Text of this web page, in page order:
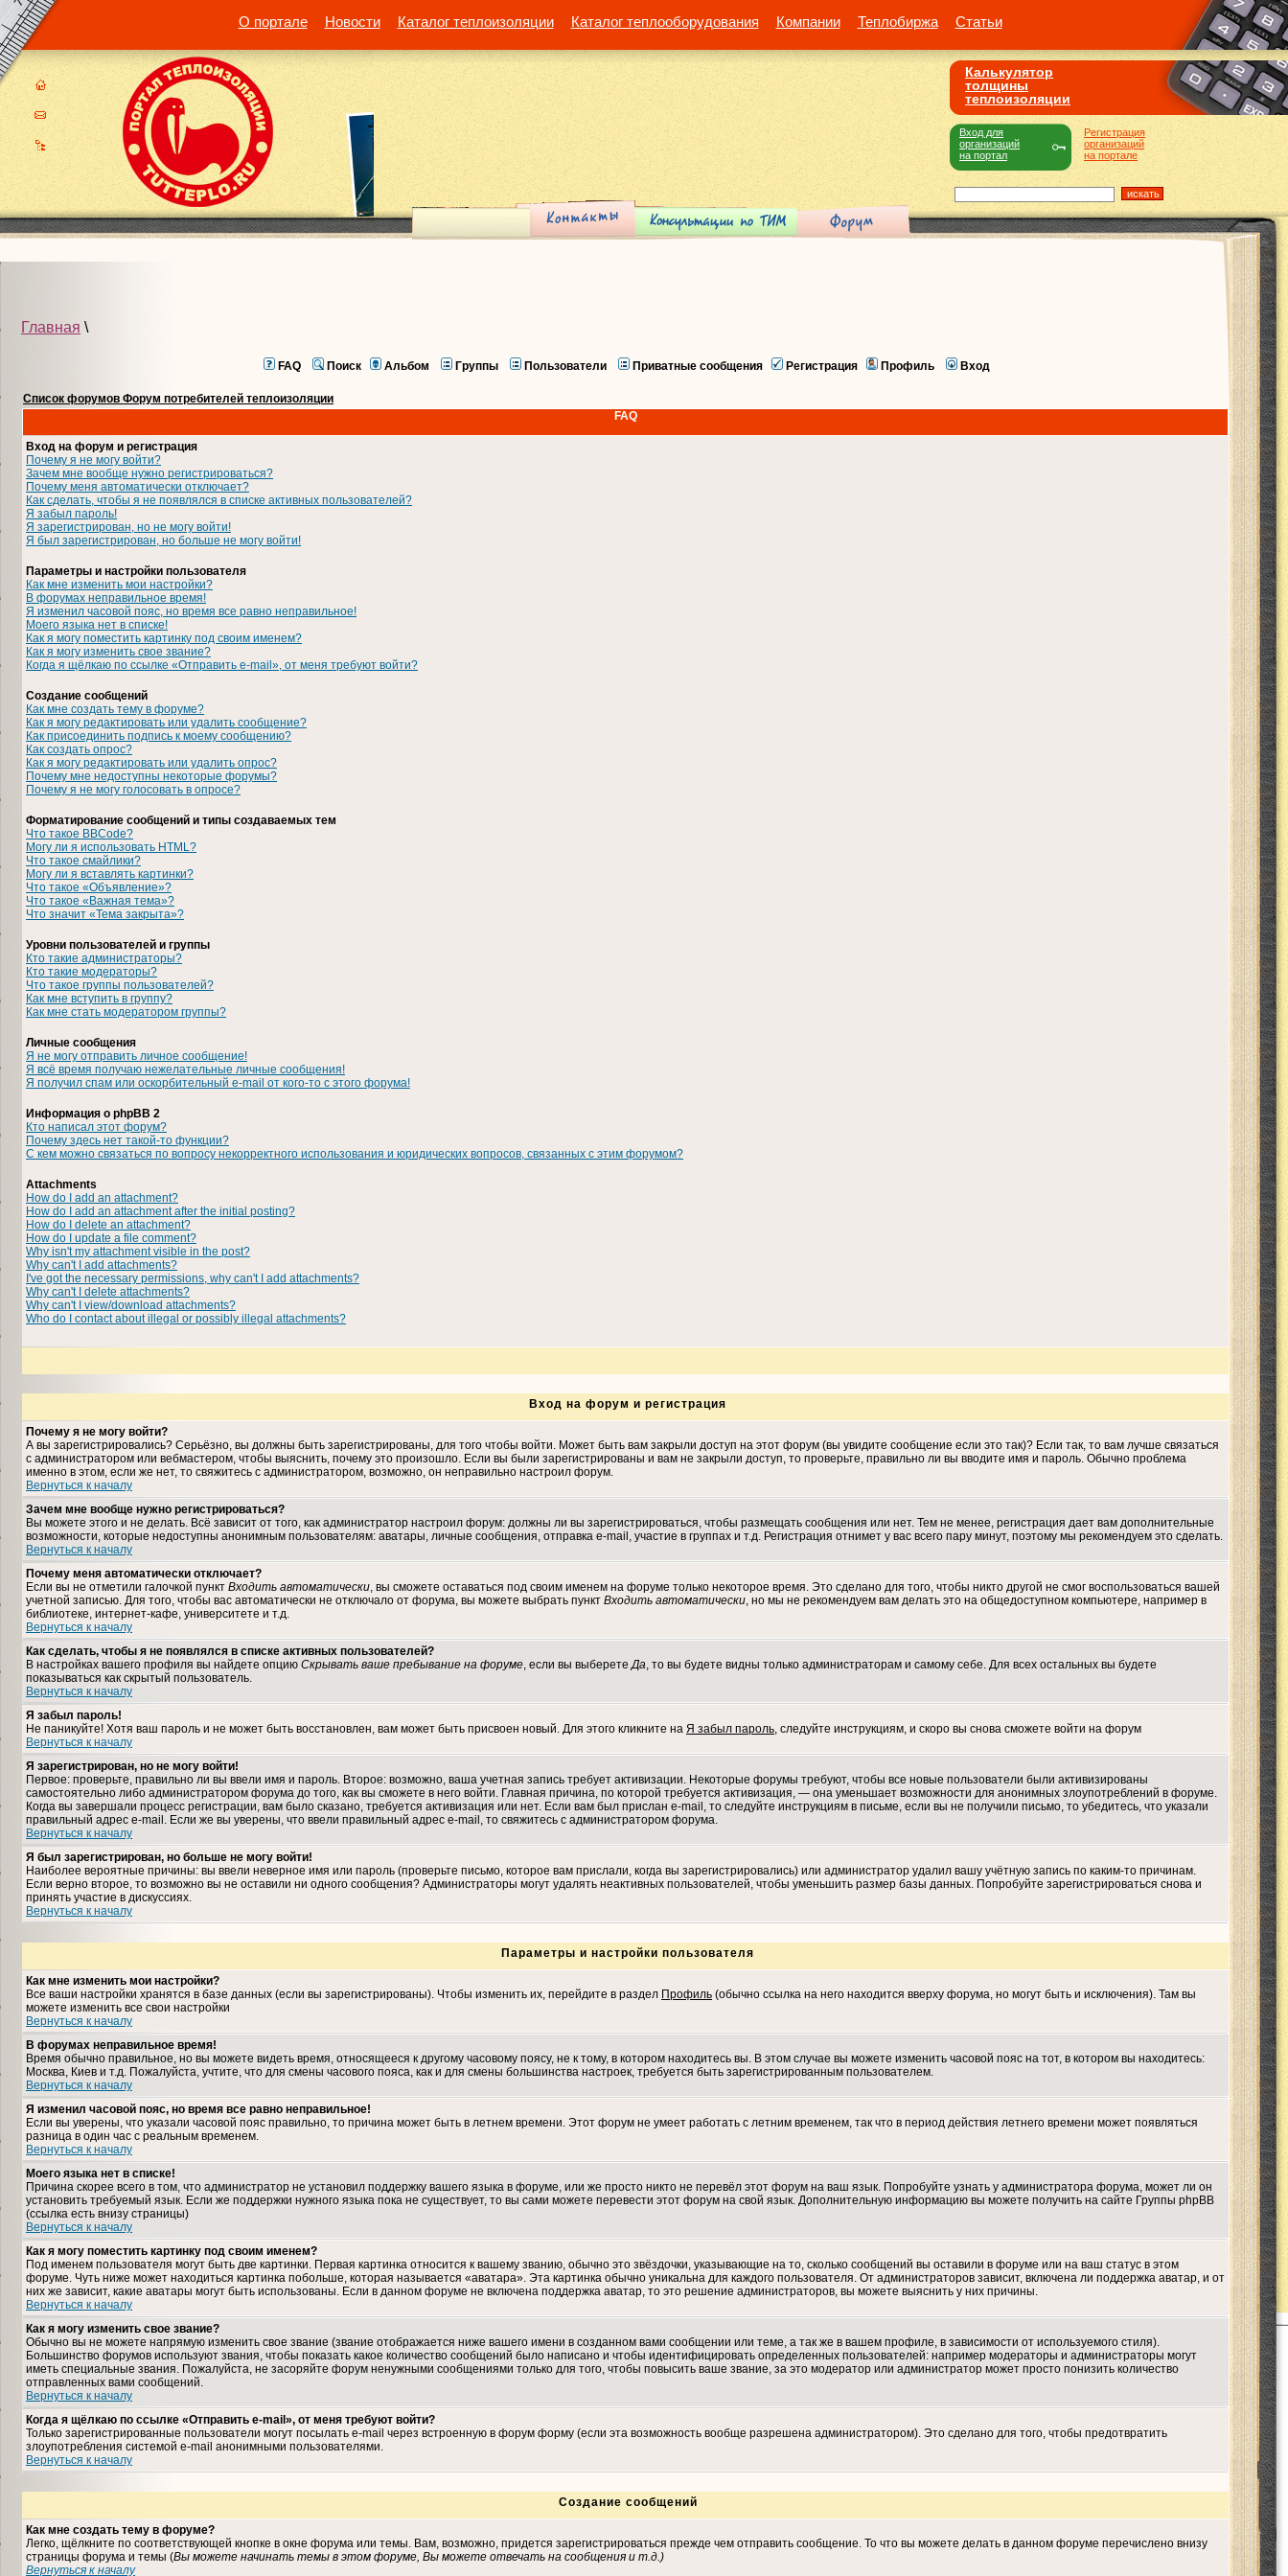
О портале Новости Каталог теплоизоляции Каталог теплооборудования Компании Теплобиржа Статьи
Калькулятор
толщины
теплоизоляции
Регистрация
организаций
на портале
Вход для
организаций
на портал
Главная \
FAQ Поиск Альбом Группы Пользователи Приватные сообщения Регистрация Профиль Вход
Список форумов Форум потребителей теплоизоляции
FAQ
Вход на форум и регистрация
Почему я не могу войти?
Зачем мне вообще нужно регистрироваться?
Почему меня автоматически отключает?
Как сделать, чтобы я не появлялся в списке активных пользователей?
Я забыл пароль!
Я зарегистрирован, но не могу войти!
Я был зарегистрирован, но больше не могу войти!
Параметры и настройки пользователя
Как мне изменить мои настройки?
В форумах неправильное время!
Я изменил часовой пояс, но время все равно неправильное!
Моего языка нет в списке!
Как я могу поместить картинку под своим именем?
Как я могу изменить свое звание?
Когда я щёлкаю по ссылке «Отправить e-mail», от меня требуют войти?
Создание сообщений
Как мне создать тему в форуме?
Как я могу редактировать или удалить сообщение?
Как присоединить подпись к моему сообщению?
Как создать опрос?
Как я могу редактировать или удалить опрос?
Почему мне недоступны некоторые форумы?
Почему я не могу голосовать в опросе?
Форматирование сообщений и типы создаваемых тем
Что такое BBCode?
Могу ли я использовать HTML?
Что такое смайлики?
Могу ли я вставлять картинки?
Что такое «Объявление»?
Что такое «Важная тема»?
Что значит «Тема закрыта»?
Уровни пользователей и группы
Кто такие администраторы?
Кто такие модераторы?
Что такое группы пользователей?
Как мне вступить в группу?
Как мне стать модератором группы?
Личные сообщения
Я не могу отправить личное сообщение!
Я всё время получаю нежелательные личные сообщения!
Я получил спам или оскорбительный e-mail от кого-то с этого форума!
Информация о phpBB 2
Кто написал этот форум?
Почему здесь нет такой-то функции?
С кем можно связаться по вопросу некорректного использования и юридических вопросов, связанных с этим форумом?
Attachments
How do I add an attachment?
How do I add an attachment after the initial posting?
How do I delete an attachment?
How do I update a file comment?
Why isn't my attachment visible in the post?
Why can't I add attachments?
I've got the necessary permissions, why can't I add attachments?
Why can't I delete attachments?
Why can't I view/download attachments?
Who do I contact about illegal or possibly illegal attachments?
Вход на форум и регистрация
Почему я не могу войти?
А вы зарегистрировались? Серьёзно, вы должны быть зарегистрированы, для того чтобы войти. Может быть вам закрыли доступ на этот форум (вы увидите сообщение если это так)? Если так, то вам лучше связаться
с администратором или вебмастером, чтобы выяснить, почему это произошло. Если вы были зарегистрированы и вам не закрыли доступ, то проверьте, правильно ли вы вводите имя и пароль. Обычно проблема
именно в этом, если же нет, то свяжитесь с администратором, возможно, он неправильно настроил форум.
Вернуться к началу
Зачем мне вообще нужно регистрироваться?
Вы можете этого и не делать. Всё зависит от того, как администратор настроил форум: должны ли вы зарегистрироваться, чтобы размещать сообщения или нет. Тем не менее, регистрация дает вам дополнительные
возможности, которые недоступны анонимным пользователям: аватары, личные сообщения, отправка e-mail, участие в группах и т.д. Регистрация отнимет у вас всего пару минут, поэтому мы рекомендуем это сделать.
Вернуться к началу
Почему меня автоматически отключает?
Если вы не отметили галочкой пункт Входить автоматически, вы сможете оставаться под своим именем на форуме только некоторое время. Это сделано для того, чтобы никто другой не смог воспользоваться вашей
учетной записью. Для того, чтобы вас автоматически не отключало от форума, вы можете выбрать пункт Входить автоматически, но мы не рекомендуем вам делать это на общедоступном компьютере, например в
библиотеке, интернет-кафе, университете и т.д.
Вернуться к началу
Как сделать, чтобы я не появлялся в списке активных пользователей?
В настройках вашего профиля вы найдете опцию Скрывать ваше пребывание на форуме, если вы выберетеДа, то вы будете видны только администраторам и самому себе. Для всех остальных вы будете
показываться как скрытый пользователь.
Вернуться к началу
Я забыл пароль!
Не паникуйте! Хотя ваш пароль и не может быть восстановлен, вам может быть присвоен новый. Для этого кликните на Я забыл пароль, следуйте инструкциям, и скоро вы снова сможете войти на форум
Вернуться к началу
Я зарегистрирован, но не могу войти!
Первое: проверьте, правильно ли вы ввели имя и пароль. Второе: возможно, ваша учетная запись требует активизации. Некоторые форумы требуют, чтобы все новые пользователи были активизированы
самостоятельно либо администратором форума до того, как вы сможете в него войти. Главная причина, по которой требуется активизация, — она уменьшает возможности для анонимных злоупотреблений в форуме.
Когда вы завершали процесс регистрации, вам было сказано, требуется активизация или нет. Если вам был прислан e-mail, то следуйте инструкциям в письме, если вы не получили письмо, то убедитесь, что указали
правильный адрес e-mail. Если же вы уверены, что ввели правильный адрес e-mail, то свяжитесь с администратором форума.
Вернуться к началу
Я был зарегистрирован, но больше не могу войти!
Наиболее вероятные причины: вы ввели неверное имя или пароль (проверьте письмо, которое вам прислали, когда вы зарегистрировались) или администратор удалил вашу учётную запись по каким-то причинам.
Если верно второе, то возможно вы не оставили ни одного сообщения? Администраторы могут удалять неактивных пользователей, чтобы уменьшить размер базы данных. Попробуйте зарегистрироваться снова и
принять участие в дискуссиях.
Вернуться к началу
Параметры и настройки пользователя
Как мне изменить мои настройки?
Все ваши настройки хранятся в базе данных (если вы зарегистрированы). Чтобы изменить их, перейдите в раздел Профиль (обычно ссылка на него находится вверху форума, но могут быть и исключения). Там вы
можете изменить все свои настройки
Вернуться к началу
В форумах неправильное время!
Время обычно правильное, но вы можете видеть время, относящееся к другому часовому поясу, не к тому, в котором находитесь вы. В этом случае вы можете изменить часовой пояс на тот, в котором вы находитесь:
Москва, Киев и т.д. Пожалуйста, учтите, что для смены часового пояса, как и для смены большинства настроек, требуется быть зарегистрированным пользователем.
Вернуться к началу
Я изменил часовой пояс, но время все равно неправильное!
Если вы уверены, что указали часовой пояс правильно, то причина может быть в летнем времени. Этот форум не умеет работать с летним временем, так что в период действия летнего времени может появляться
разница в один час с реальным временем.
Вернуться к началу
Моего языка нет в списке!
Причина скорее всего в том, что администратор не установил поддержку вашего языка в форуме, или же просто никто не перевёл этот форум на ваш язык. Попробуйте узнать у администратора форума, может ли он
установить требуемый язык. Если же поддержки нужного языка пока не существует, то вы сами можете перевести этот форум на свой язык. Дополнительную информацию вы можете получить на сайте Группы phpBB
(ссылка есть внизу страницы)
Вернуться к началу
Как я могу поместить картинку под своим именем?
Под именем пользователя могут быть две картинки. Первая картинка относится к вашему званию, обычно это звёздочки, указывающие на то, сколько сообщений вы оставили в форуме или на ваш статус в этом
форуме. Чуть ниже может находиться картинка побольше, которая называется «аватара». Эта картинка обычно уникальна для каждого пользователя. От администраторов зависит, включена ли поддержка аватар, и от
них же зависит, какие аватары могут быть использованы. Если в данном форуме не включена поддержка аватар, то это решение администраторов, вы можете выяснить у них причины.
Вернуться к началу
Как я могу изменить свое звание?
Обычно вы не можете напрямую изменить свое звание (звание отображается ниже вашего имени в созданном вами сообщении или теме, а так же в вашем профиле, в зависимости от используемого стиля).
Большинство форумов используют звания, чтобы показать какое количество сообщений было написано и чтобы идентифицировать определенных пользователей: например модераторы и администраторы могут
иметь специальные звания. Пожалуйста, не засоряйте форум ненужными сообщениями только для того, чтобы повысить ваше звание, за это модератор или администратор может просто понизить количество
отправленных вами сообщений.
Вернуться к началу
Когда я щёлкаю по ссылке «Отправить e-mail», от меня требуют войти?
Только зарегистрированные пользователи могут посылать e-mail через встроенную в форум форму (если эта возможность вообще разрешена администратором). Это сделано для того, чтобы предотвратить
злоупотребления системой e-mail анонимными пользователями.
Вернуться к началу
Создание сообщений
Как мне создать тему в форуме?
Легко, щёлкните по соответствующей кнопке в окне форума или темы. Вам, возможно, придется зарегистрироваться прежде чем отправить сообщение. То что вы можете делать в данном форуме перечислено внизу
страницы форума и темы (Вы можете начинать темы в этом форуме, Вы можете отвечать на сообщения и т.д.)
Вернуться к началу